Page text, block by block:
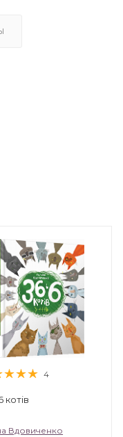
4
котів
Вдовиченко